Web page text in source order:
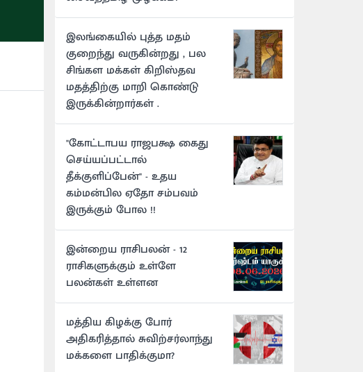
இலங்கையில் புத்த மதம்
குறைந்து வருகின்றது , பல
சிங்கள மக்கள் கிறிஸ்தவ
மதத்திற்கு மாறி கொண்டு
இருக்கின்றார்கள் .
"கோட்டாபய ராஜபக்ஷ கைது
செய்யப்பட்டால்
தீக்குளிப்பேன்" - உதய
கம்மன்பில ஏதோ சம்பவம்
இருக்கும் போல !!
இன்றைய ராசிபலன் - 12
ராசிகளுக்கும் உள்ளே
பலன்கள் உள்ளன
மத்திய கிழக்கு போர்
அதிகரித்தால் சுவிற்சர்லாந்து
மக்களை பாதிக்குமா?